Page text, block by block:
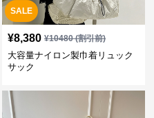
SALE
¥8,380 ¥10480(割引前)
大容量ナイロン製巾着リュック
サック